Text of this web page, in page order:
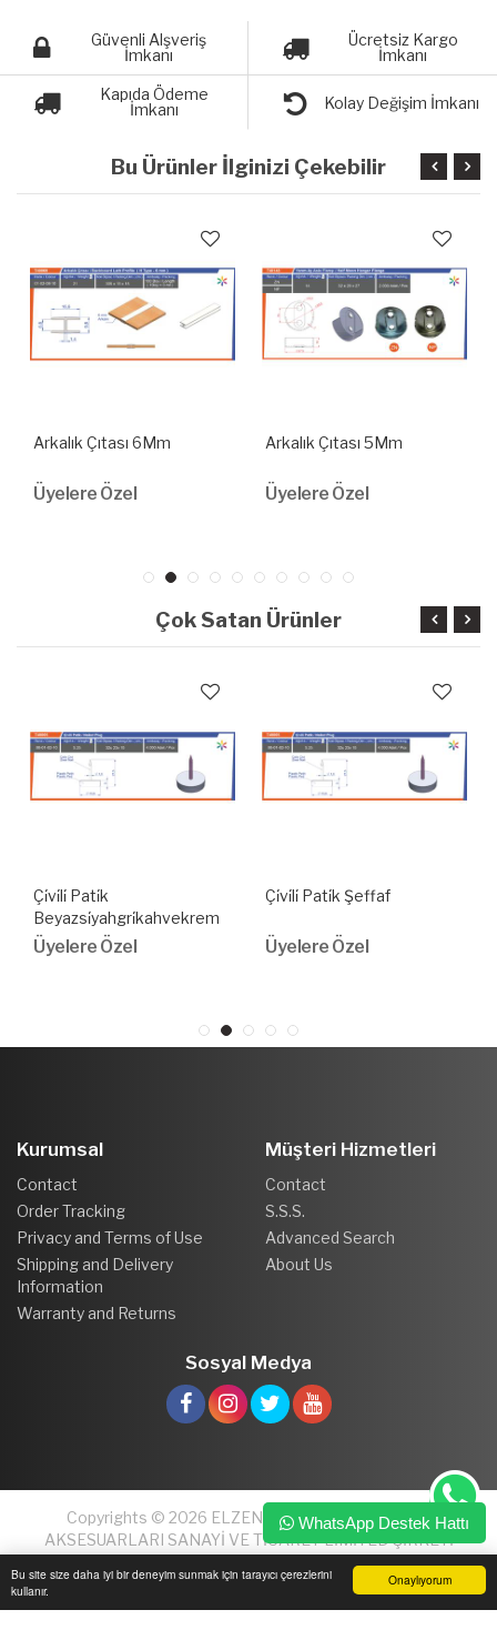
Onaylıyorum
Bu site size daha iyi bir deneyim sunmak için tarayıcı çerezlerini
kullanır.
Güvenli Alşveriş
İmkanı
Ücretsiz Kargo
İmkanı
Kapıda Ödeme
İmkanı
Kolay Değişim İmkanı
Bu Ürünler İlginizi Çekebilir
Arkalık Çıtası 6Mm
Üyelere Özel
Arkalık Çıtası 5Mm
Üyelere Özel
Çok Satan Ürünler
Çi̇vi̇li̇ Pati̇k
Beyazsi̇yahgri̇kahvekrem
Üyelere Özel
Çi̇vi̇li̇ Pati̇k Şeffaf
Üyelere Özel
Kurumsal
Contact
Order Tracking
Privacy and Terms of Use
Shipping and Delivery
Information
Warranty and Returns
Müşteri Hizmetleri
Contact
S.S.S.
Advanced Search
About Us
Sosyal Medya
Copyrights © 2026 ELZEN PLASTİK VE MOBİLYA
AKSESUARLARI SANAYİ VE TİCARET LİMİTED ŞİRKETİ
Ana Sayfa Sipariş Takibi İletişim
WhatsApp Destek Hattı